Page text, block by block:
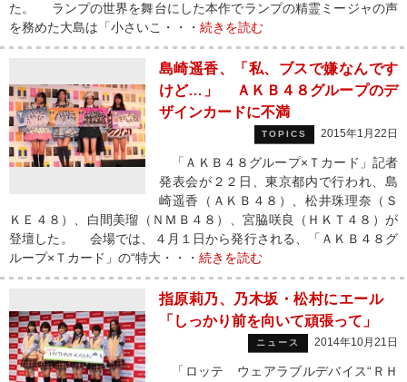
た。 ランプの世界を舞台にした本作でランプの精霊ミージャの声
を務めた大島は「小さいこ・・・ 続きを読む
島崎遥香、「私、ブスで嫌なんです
けど…」 ＡＫＢ４８グループのデ
ザインカードに不満
TOPICS 2015年1月22日
「ＡＫＢ４８グループ×Ｔカード」記者
発表会が２２日、東京都内で行われ、島
崎遥香（ＡＫＢ４８）、松井珠理奈（Ｓ
ＫＥ４８）、白間美瑠（ＮＭＢ４８）、宮脇咲良（ＨＫＴ４８）が
登壇した。 会場では、４月１日から発行される、「ＡＫＢ４８グ
ループ×Ｔカード」の“特大・・・ 続きを読む
指原莉乃、乃木坂・松村にエール
「しっかり前を向いて頑張って」
ニュース 2014年10月21日
「ロッテ ウェアラブルデバイス“ＲＨ